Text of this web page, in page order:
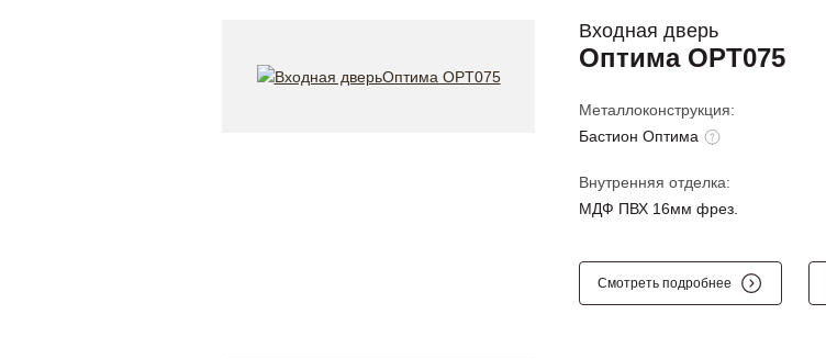
Входная дверь
Оптима OPT075
Металлоконструкция:
Бастион Оптима
Внутренняя отделка:
МДФ ПВХ 16мм фрез.
Смотреть подробнее